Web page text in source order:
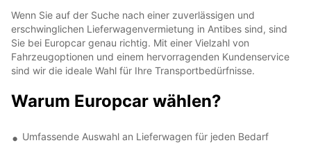
Wenn Sie auf der Suche nach einer zuverlässigen und
erschwinglichen Lieferwagenvermietung in Antibes sind, sind
Sie bei Europcar genau richtig. Mit einer Vielzahl von
Fahrzeugoptionen und einem hervorragenden Kundenservice
sind wir die ideale Wahl für Ihre Transportbedürfnisse.
Warum Europcar wählen?
Umfassende Auswahl an Lieferwagen für jeden Bedarf